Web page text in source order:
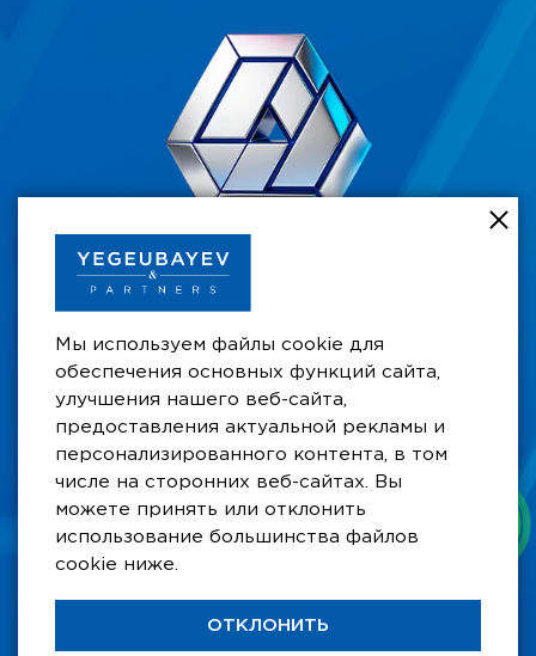
+7 701 711 49 49
Бизнес Центр при отеле Рахат Палас,
ул. Сатпаева 29/6, 10-й этаж, офис 105А,
A15P5A0, Алматы, Казахстан
aay@ygb.kz
Юридическая фирма в
Мы используем файлы cookie для
обеспечения основных функций сайта,
улучшения нашего веб-сайта,
предоставления актуальной рекламы и
персонализированного контента, в том
числе на сторонних веб-сайтах. Вы
можете принять или отклонить
использование большинства файлов
cookie ниже.
ОТКЛОНИТЬ